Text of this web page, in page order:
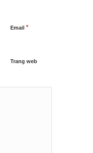
Email *
Trang web